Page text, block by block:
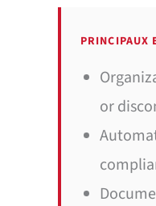
PRINCIPAUX
or